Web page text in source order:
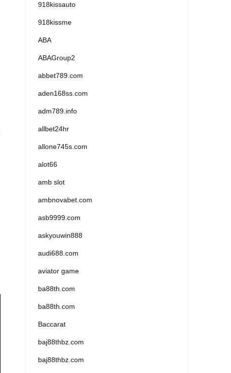
918kissauto
918kissme
ABA
ABAGroup2
abbet789.com
aden168ss.com
adm789.info
allbet24hr
allone745s.com
alot66
amb slot
ambnovabet.com
asb9999.com
askyouwin888
audi688.com
aviator game
ba88th.com
ba88th.com
Baccarat
baj88thbz.com
baj88thbz.com